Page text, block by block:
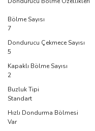
Bölme Sayısı
7
Dondurucu Çekmece Sayısı
5
Kapaklı Bölme Sayısı
2
Buzluk Tipi
Standart
Hızlı Dondurma Bölmesi
Var